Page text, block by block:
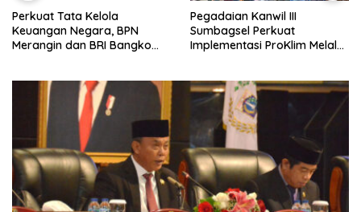
Perkuat Tata Kelola
Keuangan Negara, BPN
Merangin dan BRI Bangko
Pegadaian Kanwil III
Sumbagsel Perkuat
Implementasi ProKlim Melalui